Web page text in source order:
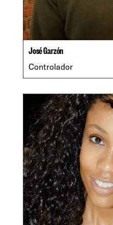
José Garzón
Controlador